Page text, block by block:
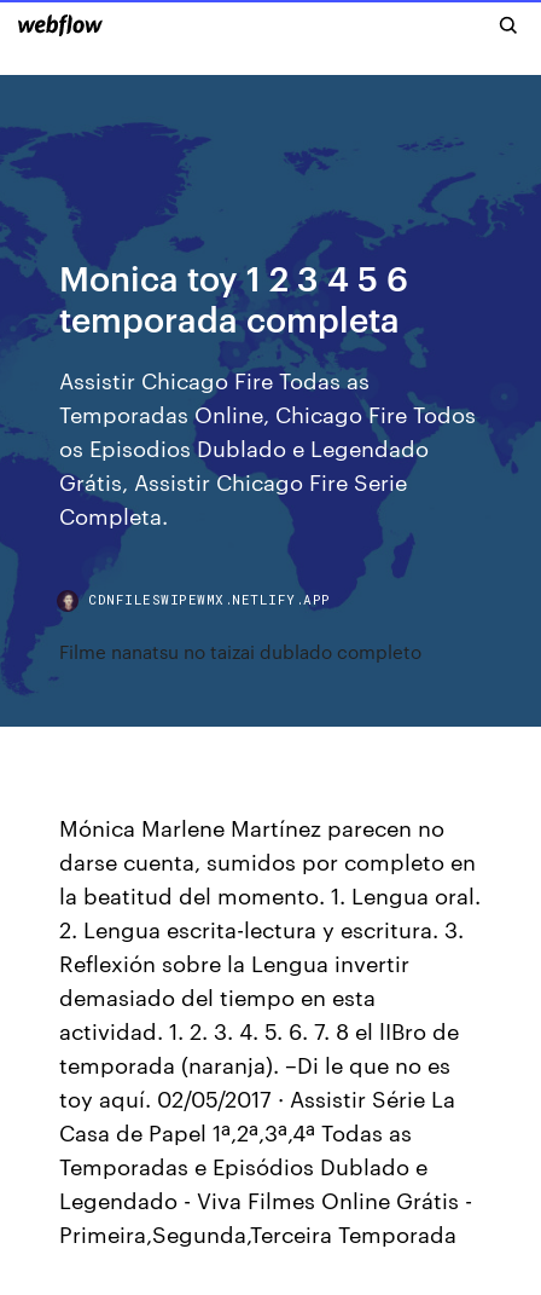
Monica toy 1 2 3 4 5 6
temporada completa
Assistir Chicago Fire Todas as
Temporadas Online, Chicago Fire Todos
os Episodios Dublado e Legendado
Grátis, Assistir Chicago Fire Serie
Completa.
CDNFILESWIPEWMX.NETLIFY.APP
Filme nanatsu no taizai dublado completo
Mónica Marlene Martínez parecen no
darse cuenta, sumidos por completo en
la beatitud del momento. 1. Lengua oral.
2. Lengua escrita-lectura y escritura. 3.
Reflexión sobre la Lengua invertir
demasiado del tiempo en esta
actividad. 1. 2. 3. 4. 5. 6. 7. 8 el lIBro de
temporada (naranja). –Di le que no es
toy aquí. 02/05/2017 · Assistir Série La
Casa de Papel 1ª,2ª,3ª,4ª Todas as
Temporadas e Episódios Dublado e
Legendado - Viva Filmes Online Grátis -
Primeira,Segunda,Terceira Temporada